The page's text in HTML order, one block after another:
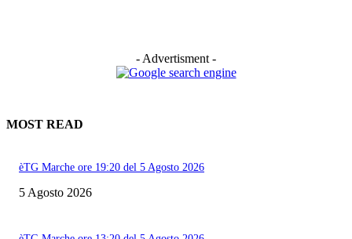
- Advertisment -
MOST READ
èTG Marche ore 19:20 del 5 Agosto 2026
5 Agosto 2026